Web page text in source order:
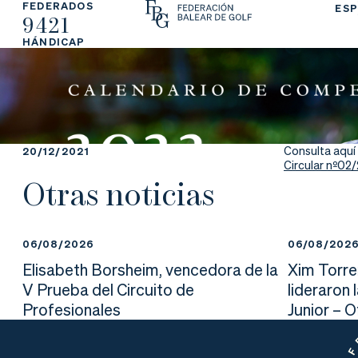
FEDERADOS
9421
HÁNDICAP
ESP
La
Fe
de
ra
ci
ón
Fe
de
ra
rs
e
Ju
ga
r
Ap Ac
Ti
20/12/2021
Consulta
Circular
Otras noticias
06/08/2026
Elisabeth Borsheim, vencedora de la
V Prueba del Circuito de
Profesionales
06/08/2026
Xim
lideraron
Junior –